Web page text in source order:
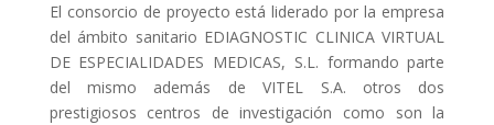
El consorcio de proyecto está liderado por la empresa
del ámbito sanitario EDIAGNOSTIC CLINICA VIRTUAL
DE ESPECIALIDADES MEDICAS, S.L. formando parte
del mismo además de VITEL S.A. otros dos
prestigiosos centros de investigación como son la